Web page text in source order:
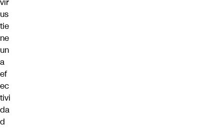
us
tie
ne
un
a
ef
ec
tivi
da
d